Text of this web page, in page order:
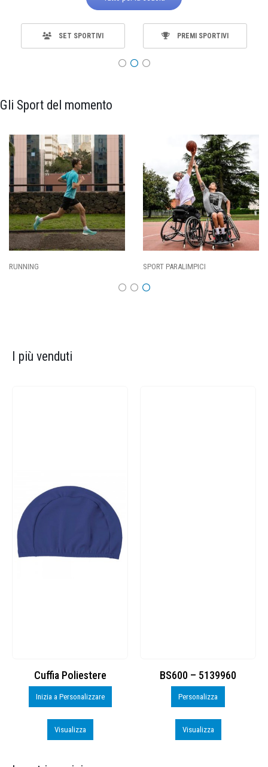
SET SPORTIVI PREMI SPORTIVI
Gli Sport del momento
SPORT PARALIMPICI CALCIO
I più venduti
Cuffia Poliestere
Inizia a Personalizzare
Visualizza
BS600 – 5139960
Personalizza
Visualizza